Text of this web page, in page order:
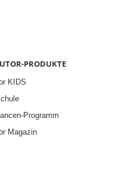
PRODUKTE
KIDS
Programm
Magazin